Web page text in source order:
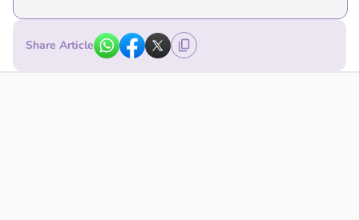
Share Article